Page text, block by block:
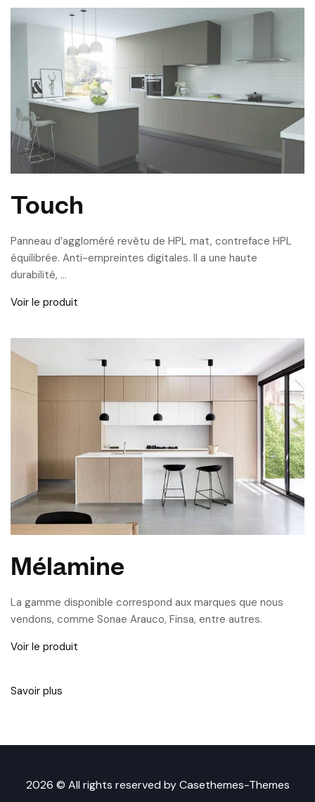
Touch
Panneau d’aggloméré revêtu de HPL mat, contreface HPL
équilibrée. Anti-empreintes digitales. Il a une haute
durabilité, …
Voir le produit
Mélamine
La gamme disponible correspond aux marques que nous
vendons, comme Sonae Arauco, Finsa, entre autres.
Voir le produit
Savoir plus
2026 © All rights reserved byCasethemes-Themes